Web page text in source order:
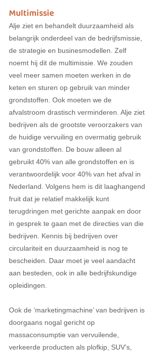
Multimissie
Alje ziet en behandelt duurzaamheid als
belangrijk onderdeel van de bedrijfsmissie,
de strategie en businesmodellen. Zelf
noemt hij dit de multimissie. We zouden
veel meer samen moeten werken in de
keten en sturen op gebruik van minder
grondstoffen. Ook moeten we de
afvalstroom drastisch verminderen. Alje ziet
bedrijven als de grootste veroorzakers van
de huidige vervuiling en overmatig gebruik
van grondstoffen. De bouw alleen al
gebruikt 40% van alle grondstoffen en is
verantwoordelijk voor 40% van het afval in
Nederland. Volgens hem is dit laaghangend
fruit dat je relatief makkelijk kunt
terugdringen met gerichte aanpak en door
in gesprek te gaan met de directies van die
bedrijven. Kennis bij bedrijven over
circulariteit en duurzaamheid is nog te
bescheiden. Daar moet je veel aandacht
aan besteden, ook in alle bedrijfskundige
opleidingen.
Ook de ‘marketingmachine’ van bedrijven is
doorgaans nogal gericht op
massaconsumptie van vervuilende,
verkeerde producten als plofkip, SUV’s,